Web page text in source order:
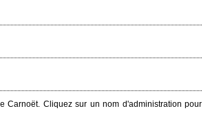
Carnoët. Cliquez sur un nom d'administration pour